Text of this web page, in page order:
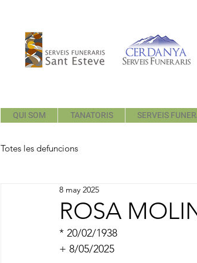
QUI SOM TANATORIS SERVEIS
Totes les defuncions
ROSA
8 may 2025
* 20/02/1938
+ 8/05/2025